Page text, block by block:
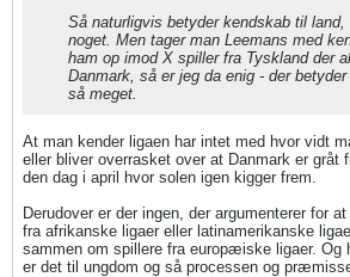
Så naturligvis betyder kendskab til land,
noget. Men tager man Leemans med
ham op imod X spiller fra Tyskland der
Danmark, så er jeg da enig - der
så meget.
At man kender ligaen har intet med hvor vidt
eller bliver overrasket over at Danmark er gråt
den dag i april hvor solen igen kigger frem.
Derudover er der ingen, der argumenterer for
fra afrikanske ligaer eller latinamerikanske
sammen om spillere fra europæiske ligaer. Og
er det til ungdom og så processen og